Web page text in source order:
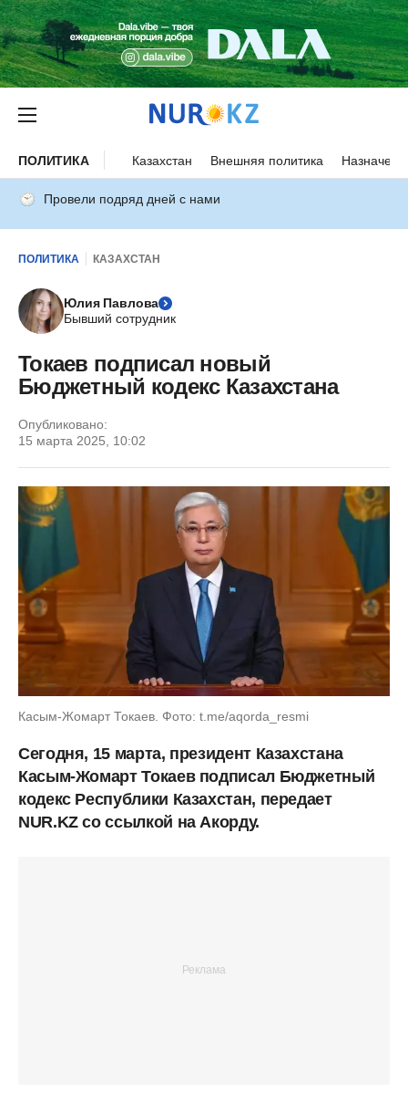
ПОЛИТИКА Казахстан Внешняя политика
Провели подряд дней с нами
ПОЛИТИКА КАЗАХСТАН
Юлия Павлова
Бывший сотрудник
Токаев подписал новый
Бюджетный кодекс Казахстана
Опубликовано:
15 марта 2025, 10:02
Касым-Жомарт Токаев. Фото: t.me/aqorda_resmi
Сегодня, 15 марта, президент Казахстана
Касым-Жомарт Токаев подписал Бюджетный
кодекс Республики Казахстан, передает
NUR.KZ со ссылкой на Акорду.